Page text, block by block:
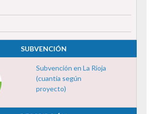
SUBVENCIÓN
Subvención en La Rioja
(cuantía según
proyecto)